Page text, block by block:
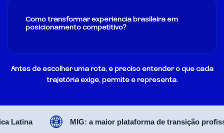
Como transformar experiência brasileira em
posicionamento competitivo?
Antes de escolher uma rota, é preciso entender o que cada
trajetória exige, permite e representa.
MIG: a maior plataforma de transição